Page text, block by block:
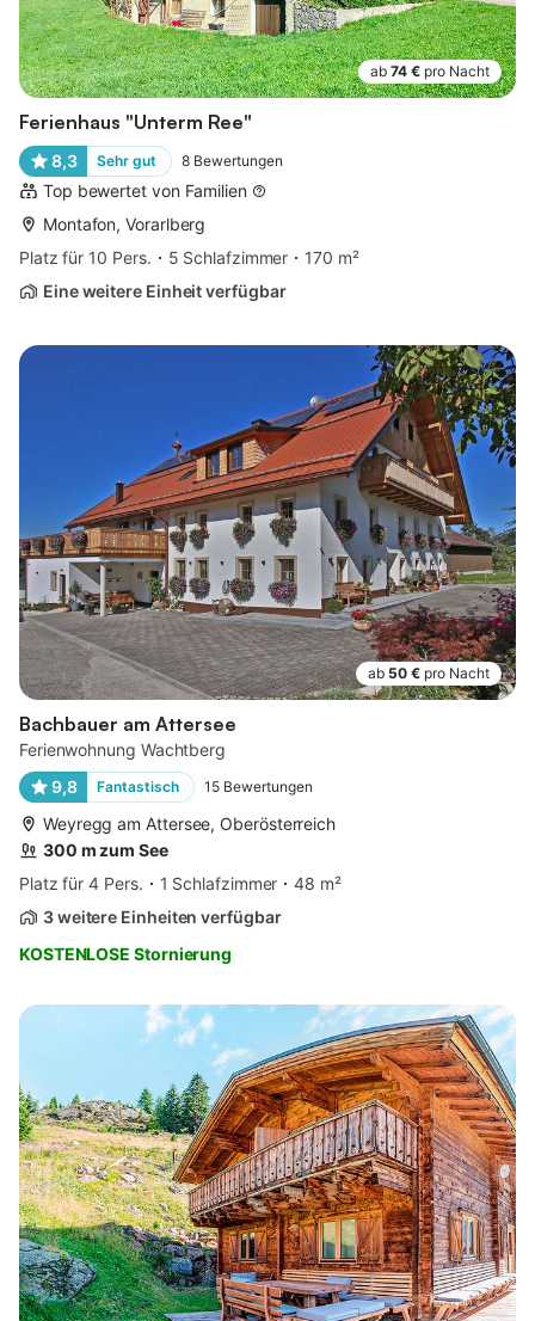
ab 74 € pro Nacht
Ferienhaus "Unterm Ree"
8,3 Sehr gut 8 Bewertungen
Top bewertet von Familien
Montafon, Vorarlberg
Platz für 10 Pers.
5 Schlafzimmer
170 m²
Eine weitere Einheit verfügbar
ab 50 € pro Nacht
Bachbauer am Attersee
Ferienwohnung Wachtberg
9,8
Fantastisch 15 Bewertungen
Weyregg am Attersee, Oberösterreich
300 m zum See
Platz für 4 Pers.
1 Schlafzimmer
48 m²
3 weitere Einheiten verfügbar
KOSTENLOSE Stornierung